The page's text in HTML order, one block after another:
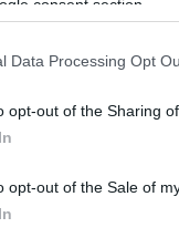
consent section.
Data Processing Opt
opt-out of the Sharing
opt-out of the Sale of
και